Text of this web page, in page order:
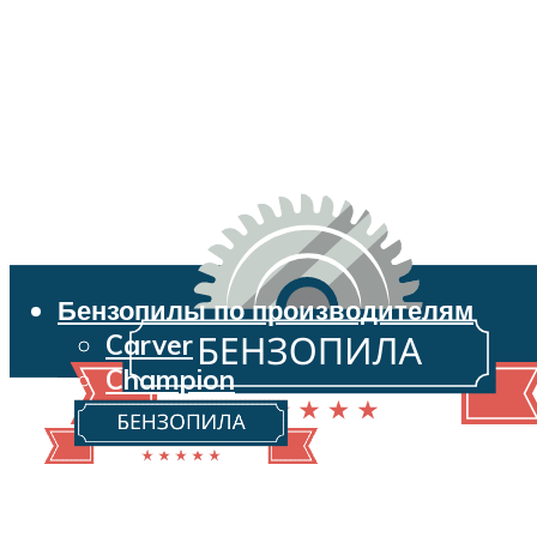
Бензопилы по производителям
Carver
Champion
Echo
Husqvarna